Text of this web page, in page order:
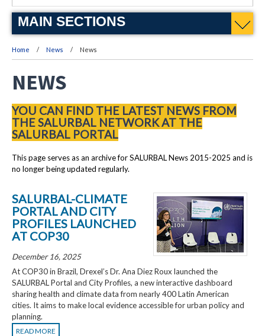
MAIN SECTIONS
Home News News
NEWS
YOU CAN FIND THE LATEST NEWS FROM
THE SALURBAL NETWORK AT THE
SALURBAL PORTAL
This page serves as an archive for SALURBAL News 2015-2025 and is
no longer being updated regularly.
SALURBAL-CLIMATE
PORTAL AND CITY
PROFILES LAUNCHED
AT COP30
December 16, 2025
At COP30 in Brazil, Drexel’s Dr. Ana Diez Roux launched the
SALURBAL Portal and City Profiles, a new interactive dashboard
sharing health and climate data from nearly 400 Latin American
cities. It aims to make local evidence accessible for urban policy and
planning.
READ MORE